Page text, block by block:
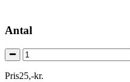
Antal
Pris25,-kr.